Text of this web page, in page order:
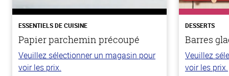
ESSENTIELS DE CUISINE
Papier parchemin précoupé
Veuillez sélectionner un magasin pour
voir les prix.
DESSERTS
Barres
Veuillez
voir les prix.